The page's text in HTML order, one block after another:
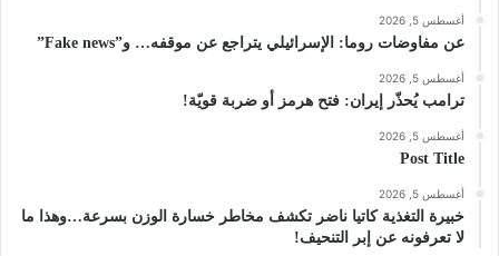
أغسطس 5, 2026
عن مفاوضات روما: الإسرائيلي يتراجع عن موقفه… و”Fake news”
أغسطس 5, 2026
ترامب يُحذّر إيران: فتح هرمز أو ضربة قويّة!
أغسطس 5, 2026
Post Title
أغسطس 5, 2026
خبيرة التغذية كاتيا ناضر تكشف مخاطر خسارة الوزن بسرعة…وهذا ما
لا تعرفونه عن إبر التنحيف!